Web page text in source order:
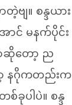
ျ။ စန္ဒယား
င် မနက်ပိုင်း
ဆိုတော့ ည
နဂိုကတည်းက
ပါပဲ။ စန္ဒ